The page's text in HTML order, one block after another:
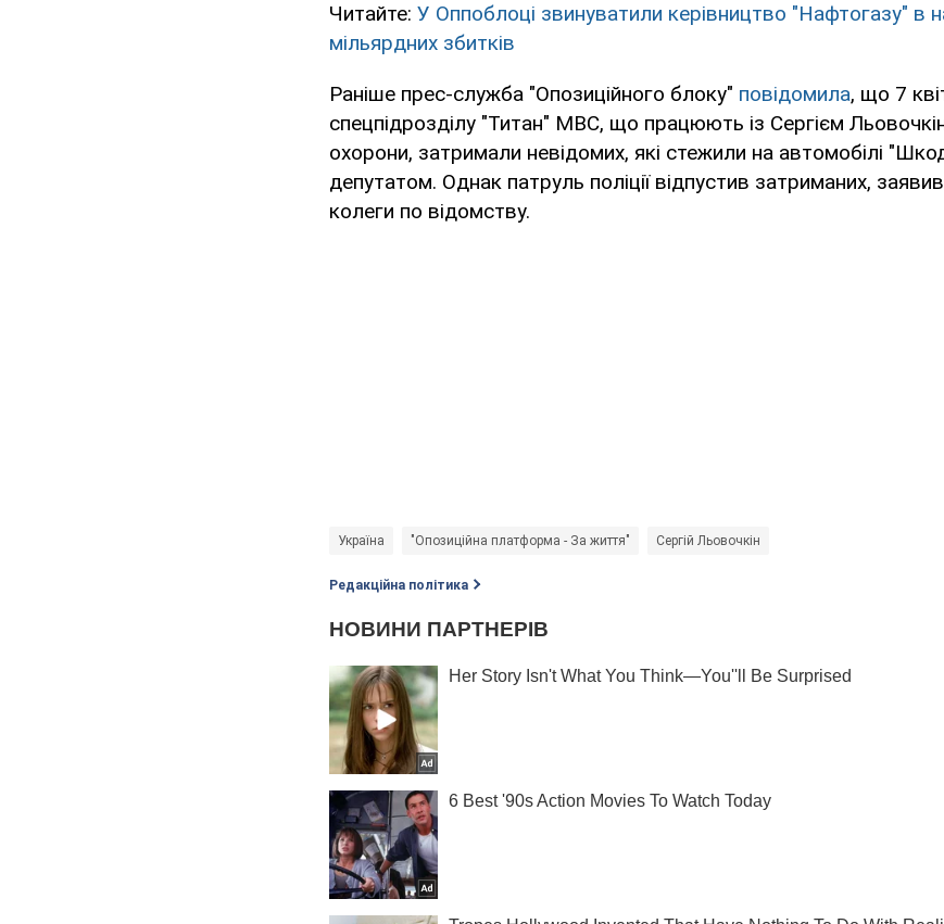
Читайте: У Оппоблоці звинуватили керівництво "Нафтогазу" в
мільярдних збитків
Раніше прес-служба "Опозиційного блоку" повідомила, що 7
спецпідрозділу "Титан" МВС, що працюють із Сергієм
охорони, затримали невідомих, які стежили на автомобілі
депутатом. Однак патруль поліції відпустив затриманих,
колеги по відомству.
Україна "Опозиційна платформа - За життя" Сергій Льовочкін
Редакційна політика